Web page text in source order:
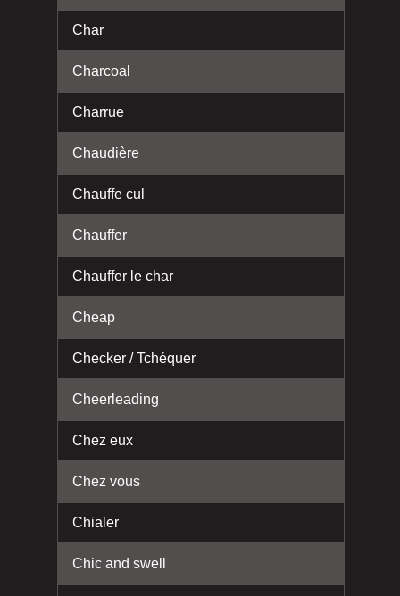
Char
Charcoal
Charrue
Chaudière
Chauffe cul
Chauffer
Chauffer le char
Cheap
Checker / Tchéquer
Cheerleading
Chez eux
Chez vous
Chialer
Chic and swell